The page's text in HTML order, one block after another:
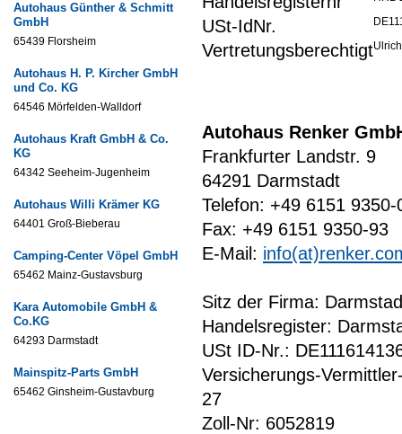
Autohaus Günther & Schmitt
GmbH
65439 Florsheim
Autohaus H. P. Kircher GmbH
und Co. KG
64546 Mörfelden-Walldorf
Autohaus Kraft GmbH & Co.
KG
64342 Seeheim-Jugenheim
Autohaus Willi Krämer KG
64401 Groß-Bieberau
Camping-Center Vöpel GmbH
65462 Mainz-Gustavsburg
Kara Automobile GmbH &
Co.KG
64293 Darmstadt
Mainspitz-Parts GmbH
65462 Ginsheim-Gustavburg
USt-IdNr.
Vertretungsberechtigt
Autohaus Renker
Frankfurter Landstr. 9
64291 Darmstadt
Telefon: +49 6151 9350-
Fax: +49 6151 9350-93
E-Mail:
Sitz der Firma:
Handelsregister:
USt ID-Nr.:
Versicherungs-
27
Zoll-Nr: 6052819